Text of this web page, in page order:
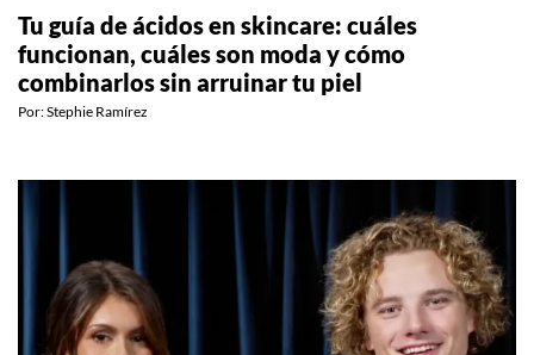
Tu guía de ácidos en skincare: cuáles
funcionan, cuáles son moda y cómo
combinarlos sin arruinar tu piel
Por:Stephie Ramírez